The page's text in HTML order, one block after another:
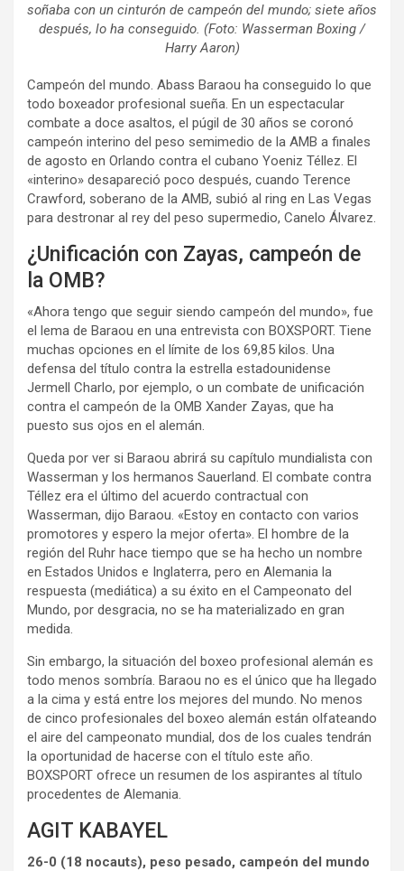
soñaba con un cinturón de campeón del mundo; siete años
después, lo ha conseguido. (Foto: Wasserman Boxing /
Harry Aaron)
Campeón del mundo. Abass Baraou ha conseguido lo que
todo boxeador profesional sueña. En un espectacular
combate a doce asaltos, el púgil de 30 años se coronó
campeón interino del peso semimedio de la AMB a finales
de agosto en Orlando contra el cubano Yoeniz Téllez. El
«interino» desapareció poco después, cuando Terence
Crawford, soberano de la AMB, subió al ring en Las Vegas
para destronar al rey del peso supermedio, Canelo Álvarez.
¿Unificación con Zayas, campeón de
la OMB?
«Ahora tengo que seguir siendo campeón del mundo», fue
el lema de Baraou en una entrevista con BOXSPORT. Tiene
muchas opciones en el límite de los 69,85 kilos. Una
defensa del título contra la estrella estadounidense
Jermell Charlo, por ejemplo, o un combate de unificación
contra el campeón de la OMB Xander Zayas, que ha
puesto sus ojos en el alemán.
Queda por ver si Baraou abrirá su capítulo mundialista con
Wasserman y los hermanos Sauerland. El combate contra
Téllez era el último del acuerdo contractual con
Wasserman, dijo Baraou. «Estoy en contacto con varios
promotores y espero la mejor oferta». El hombre de la
región del Ruhr hace tiempo que se ha hecho un nombre
en Estados Unidos e Inglaterra, pero en Alemania la
respuesta (mediática) a su éxito en el Campeonato del
Mundo, por desgracia, no se ha materializado en gran
medida.
Sin embargo, la situación del boxeo profesional alemán es
todo menos sombría. Baraou no es el único que ha llegado
a la cima y está entre los mejores del mundo. No menos
de cinco profesionales del boxeo alemán están olfateando
el aire del campeonato mundial, dos de los cuales tendrán
la oportunidad de hacerse con el título este año.
BOXSPORT ofrece un resumen de los aspirantes al título
procedentes de Alemania.
AGIT KABAYEL
26-0 (18 nocauts), peso pesado, campeón del mundo